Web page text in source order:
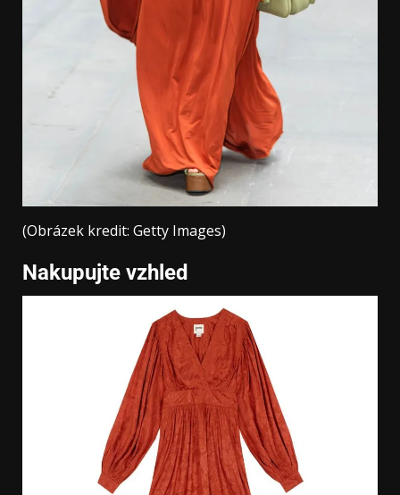
(Obrázek kredit: Getty Images)
Nakupujte vzhled